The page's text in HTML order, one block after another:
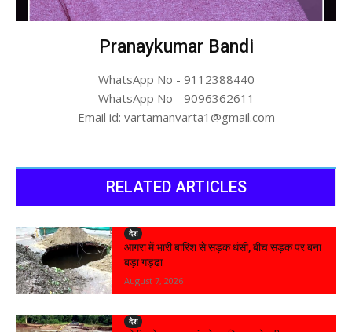
Pranaykumar Bandi
WhatsApp No - 9112388440
WhatsApp No - 9096362611
Email id: vartamanvarta1@gmail.com
RELATED ARTICLES
देश
आगरा में भारी बारिश से सड़क धंसी, बीच सड़क पर बना
बड़ा गड्ढा
August 7, 2026
देश